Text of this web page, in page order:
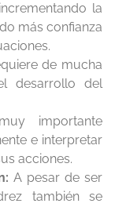
la
más confianza
de mucha
desarrollo del
importante
e interpretar
acciones.
A pesar de ser
también se